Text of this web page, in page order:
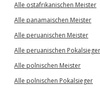
Alle ostafrikanischen Meister
Alle panamaischen Meister
Alle peruanischen Meister
Alle peruanischen Pokalsieger
Alle polnischen Meister
Alle polnischen Pokalsieger